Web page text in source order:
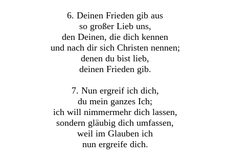
6. Deinen Frieden gib aus
so großer Lieb uns,
den Deinen, die dich kennen
und nach dir sich Christen nennen;
denen du bist lieb,
deinen Frieden gib.
7. Nun ergreif ich dich,
du mein ganzes Ich;
ich will nimmermehr dich lassen,
sondern gläubig dich umfassen,
weil im Glauben ich
nun ergreife dich.